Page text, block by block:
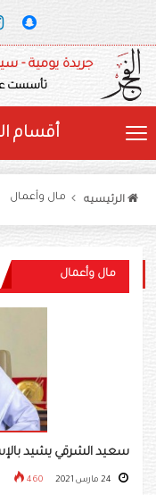
جريدة يومية -
تأسست عام
أقسام
الرئيسيه مال وأعمال
مال وأعمال
سعيد الشرقي يشيد
460